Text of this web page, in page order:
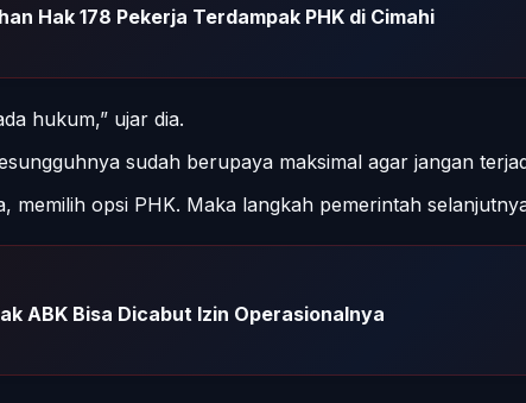
Hak 178 Pekerja Terdampak PHK di Cimahi
hukum,” ujar dia.
sudah berupaya maksimal agar jangan
memilih opsi PHK. Maka langkah pemerintah
ABK Bisa Dicabut Izin Operasionalnya